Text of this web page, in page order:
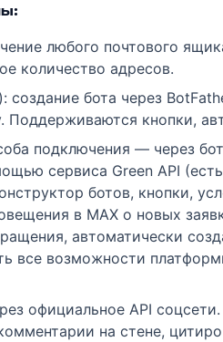
любого почтового
количество адресов.
создание бота через
Поддерживаются кнопки,
подключения — через
сервиса Green API
ботов, кнопки,
в MAX о новых
автоматически
все возможности
официальное API
на стене,